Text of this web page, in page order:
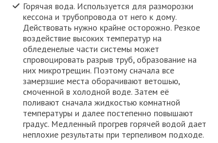
Горячая вода. Используется для разморозки
кессона и трубопровода от него к дому.
Действовать нужно крайне осторожно. Резкое
воздействие высоких температур на
обледенелые части системы может
спровоцировать разрыв труб, образование на
них микротрещин. Поэтому сначала все
замерзшие места оборачивают ветошью,
смоченной в холодной воде. Затем её
поливают сначала жидкостью комнатной
температуры и далее постепенно повышают
градус. Медленный прогрев горячей водой дает
неплохие результаты при терпеливом подходе.